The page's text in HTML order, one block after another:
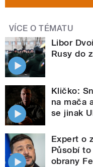
VÍCE O TÉMATU
Libor
Rusy do
Kličko:
na mača
se jinak
Expert o
Působí
obrany